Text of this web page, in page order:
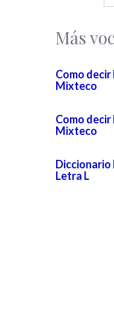
Más
Como
Mixteco
Como
Mixteco
Diccionario
Letra L